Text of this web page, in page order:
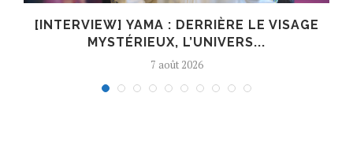
[INTERVIEW] YAMA : DERRIÈRE LE VISAGE
MYSTÉRIEUX, L’UNIVERS...
7 août 2026